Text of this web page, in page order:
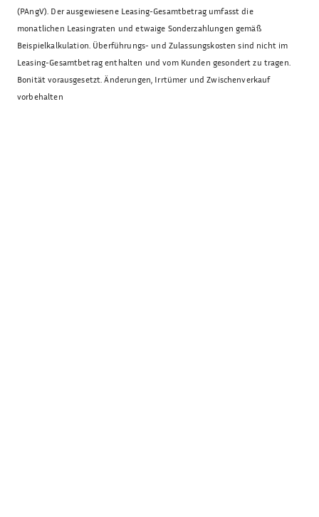
(PAngV). Der ausgewiesene Leasing-Gesamtbetrag umfasst die
monatlichen Leasingraten und etwaige Sonderzahlungen gemäß
Beispielkalkulation. Überführungs- und Zulassungskosten sind nicht im
Leasing-Gesamtbetrag enthalten und vom Kunden gesondert zu tragen.
Bonität vorausgesetzt. Änderungen, Irrtümer und Zwischenverkauf
vorbehalten